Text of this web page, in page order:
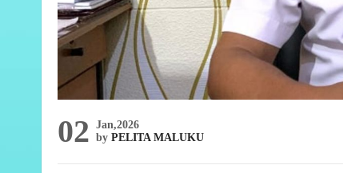
02 Jan,2026
by PELITA MALUKU